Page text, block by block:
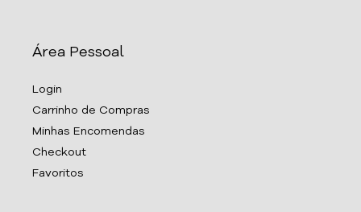
Área Pessoal
Login
Carrinho de Compras
Minhas Encomendas
Checkout
Favoritos